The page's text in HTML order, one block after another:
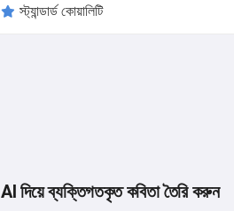
AI দিয়ে ব্যক্তিগতকৃত কবিতা তৈরি করুন